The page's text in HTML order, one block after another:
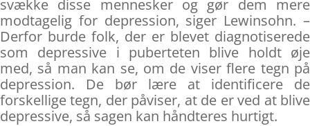
svække disse mennesker og gør dem mere
modtagelig for depression, siger Lewinsohn. –
Derfor burde folk, der er blevet diagnotiserede
som depressive i puberteten blive holdt øje
med, så man kan se, om de viser flere tegn på
depression. De bør lære at identificere de
forskellige tegn, der påviser, at de er ved at blive
depressive, så sagen kan håndteres hurtigt.